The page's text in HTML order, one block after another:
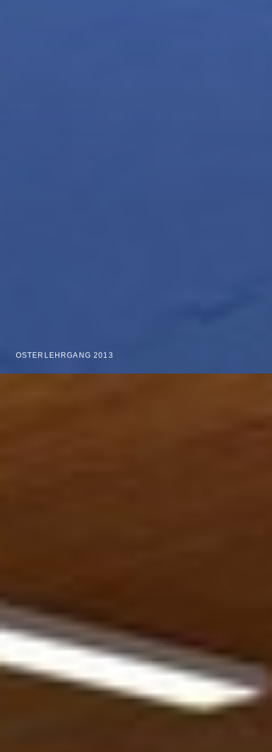
OSTERLEHRGANG 2013